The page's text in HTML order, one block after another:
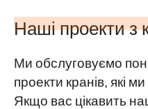
Наші проекти з
Ми обслуговуємо
проекти кранів, які
Якщо вас цікавить